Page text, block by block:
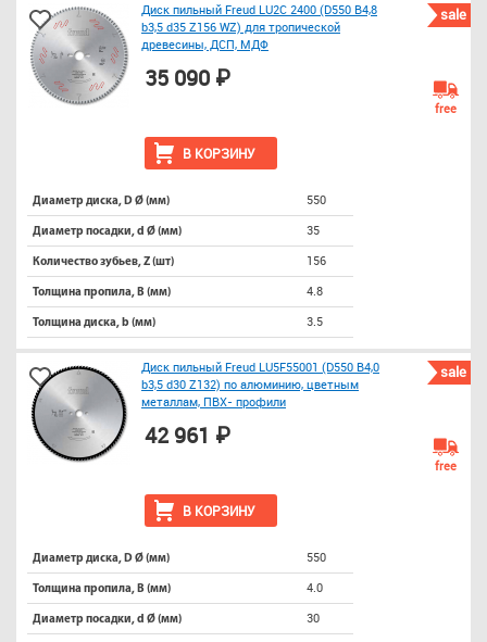
sale
Диск пильный Freud LU2C 2400 (D550 B4,8
b3,5 d35 Z156 WZ) для тропической
древесины, ДСП, МДФ
В КОРЗИНУ
35 090 ₽
free
Диаметр диска, D Ø (мм) 550
Диаметр посадки, d Ø (мм) 35
Количество зубьев, Z (шт) 156
Толщина пропила, B (мм) 4.8
Толщина диска, b (мм) 3.5
sale
Диск пильный Freud LU5F55001 (D550 B4,0
b3,5 d30 Z132) по алюминию, цветным
металлам, ПВХ- профили
В КОРЗИНУ
42 961 ₽
free
Диаметр диска, D Ø (мм) 550
Толщина пропила, B (мм) 4.0
Диаметр посадки, d Ø (мм) 30